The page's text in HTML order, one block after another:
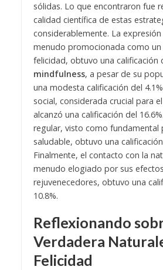
sólidas. Lo que encontraron fue
calidad científica de estas
considerablemente. La
menudo promocionada como un
felicidad, obtuvo una calificación
mindfulness, a pesar de su
una modesta calificación del
social, considerada crucial para
alcanzó una calificación del
regular, visto como fundamental
saludable, obtuvo una
Finalmente, el contacto con la
menudo elogiado por sus efectos
rejuvenecedores, obtuvo una
10.8%.
Reflexionando
Verdadera
Felicidad